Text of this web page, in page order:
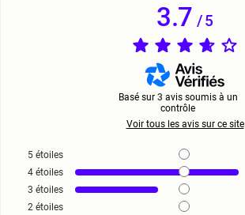
3.7/5
Basé sur 3 avis soumis à un
contrôle
Voir tous les avis sur ce site
5 étoiles
4 étoiles
3 étoiles
2 étoiles